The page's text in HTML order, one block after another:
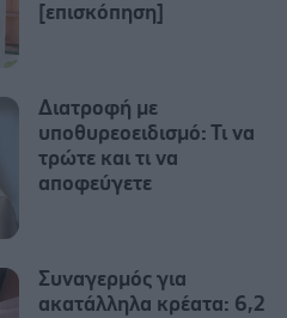
[επισκόπηση]
Διατροφή με
υποθυρεοειδισμό: Τι να
τρώτε και τι να
αποφεύγετε
Συναγερμός για
ακατάλληλα κρέατα: 6,2